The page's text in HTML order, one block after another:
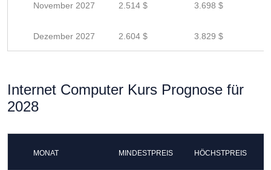
November 2027 2.514 $ 3.698 $
Dezember 2027 2.604 $ 3.829 $
Internet Computer Kurs Prognose für
2028
MONAT MINDESTPREIS HÖCHSTPREIS